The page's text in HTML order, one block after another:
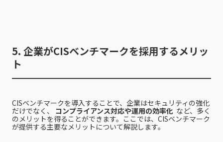
5. 企業がCISベンチマークを採用するメリッ
ト
CISベンチマークを導入することで、企業はセキュリティの強化
だけでなく、
コンプライアンス対応や運用の効率化 など、多く
のメリットを得ることができます。ここでは、CISベンチマーク
が提供する主要なメリットについて解説します。